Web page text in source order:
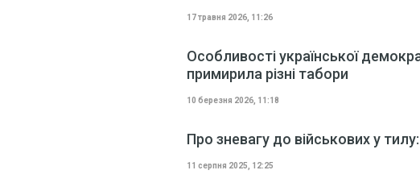
17 травня 2026, 11:26
Особливості української
примирила різні табори
10 березня 2026, 11:18
Про зневагу до військових у
11 серпня 2025, 12:25